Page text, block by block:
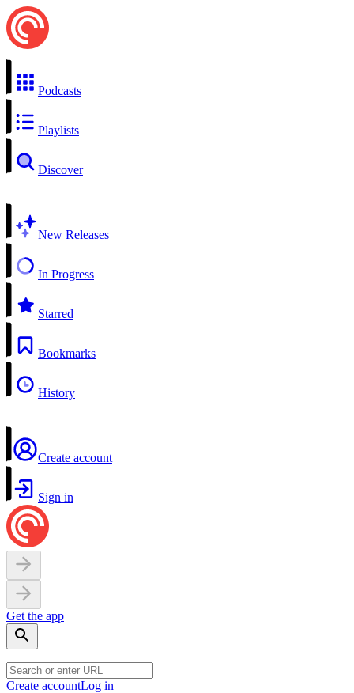
Podcasts
Playlists
Discover
New Releases
In Progress
Starred
Bookmarks
History
Create account
Sign in
Get the app
Create accountLog in